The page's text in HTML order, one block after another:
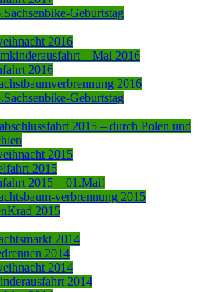
Geburtstag
2016
– Mai 2016
2016
2016
Geburtstag
2015 – durch Polen und
2015
2015
2015 – 01.Mai!
verbrennung 2015
2015
2014
2014
2014
2014